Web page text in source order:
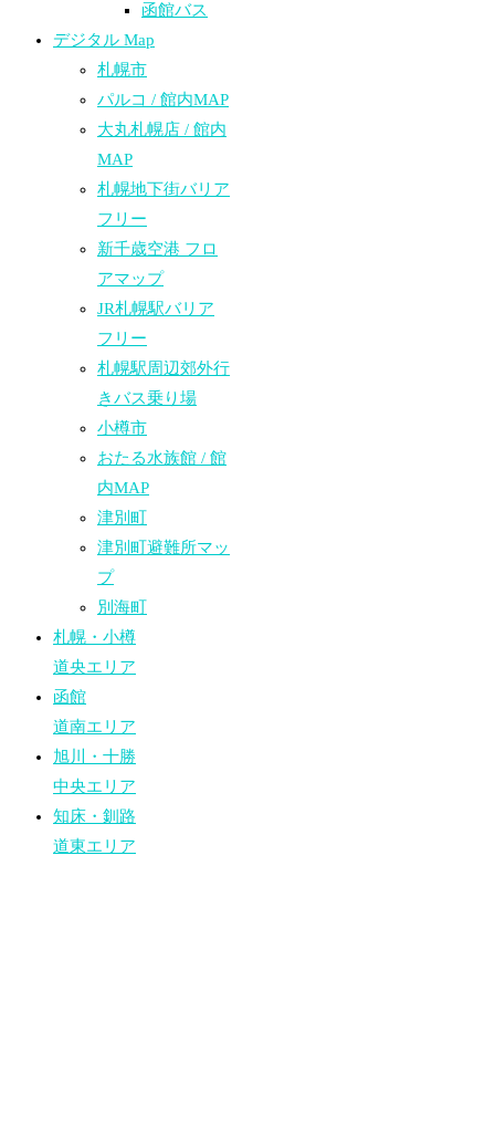
函館バス
デジタル Map
札幌市
パルコ / 館内MAP
大丸札幌店 / 館内
MAP
札幌地下街バリア
フリー
新千歳空港 フロ
アマップ
JR札幌駅バリア
フリー
札幌駅周辺郊外行
きバス乗り場
小樽市
おたる水族館 / 館
内MAP
津別町
津別町避難所マッ
プ
別海町
札幌・小樽
道央エリア
函館
道南エリア
旭川・十勝
中央エリア
知床・釧路
道東エリア